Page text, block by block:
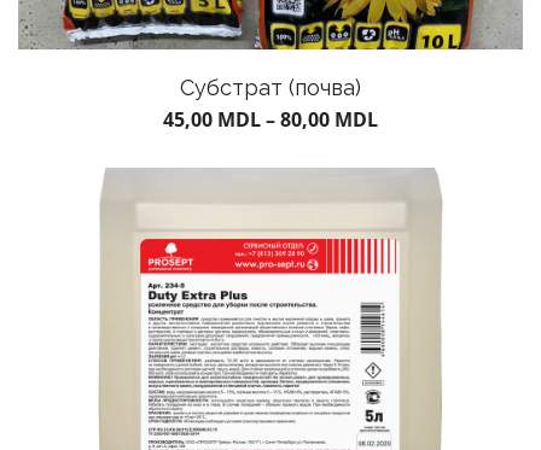
Субстрат (почва)
45,00 MDL–80,00 MDL